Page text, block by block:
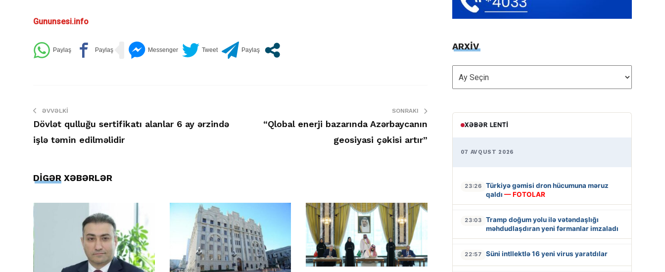
Gununsesi.info
ƏVVƏLKI
Dövlət qulluğu sertifikatı alanlar 6 ay ərzində
işlə təmin edilməlidir
SONRAKI
“Qlobal enerji bazarında Azərbaycanın
geosiyasi çəkisi artır”
DİGƏR XƏBƏRLƏR
ARXİV
ARXİV
XƏBƏR LENTI
07 AVQUST 2026
23:26
Türkiyə gəmisi dron hücumuna məruz
qaldı — FOTOLAR
23:03
Tramp doğum yolu ilə vətəndaşlığı
məhdudlaşdıran yeni fərmanlar imzaladı
22:57 Süni intllektlə 16 yeni virus yaratdılar